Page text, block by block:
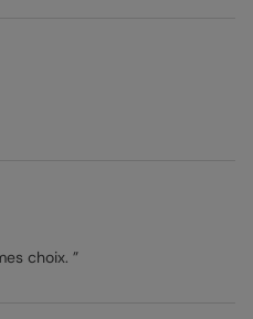
la police ou la couleur du
5 papiers d’impression et
un meilleur rendu à
choix. ”